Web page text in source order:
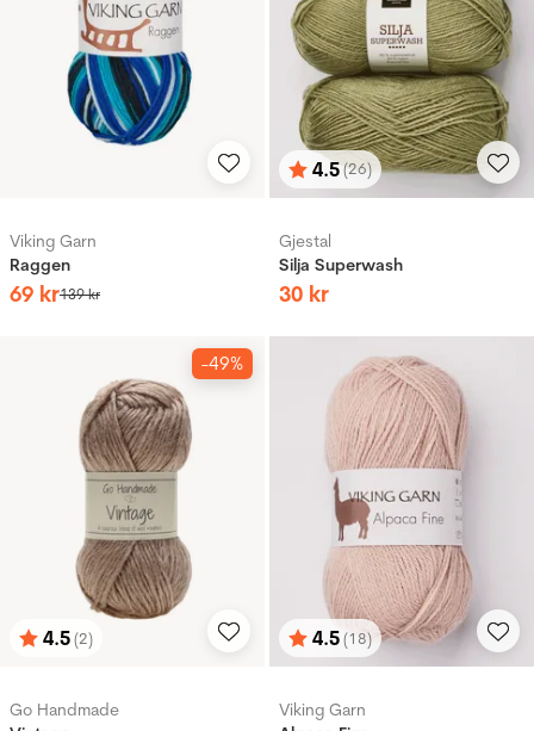
Viking Garn
Raggen
69 kr139kr
Betyg:
4.5(26)
utav 5 stjärnor
Gjestal
Silja Superwash
30 kr
-49%
Betyg:
4.5(2)
utav 5 stjärnor
Go Handmade
Betyg:
4.5(18)
utav 5 stjärnor
Viking Garn